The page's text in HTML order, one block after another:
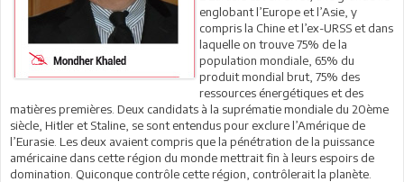
englobant l’Europe et l’Asie, y
compris la Chine et l’ex-URSS et dans
laquelle on trouve 75% de la
population mondiale, 65% du
produit mondial brut, 75% des
ressources énergétiques et des
matières premières. Deux candidats à la suprématie mondiale du 20ème
siècle, Hitler et Staline, se sont entendus pour exclure l’Amérique de
l’Eurasie. Les deux avaient compris que la pénétration de la puissance
américaine dans cette région du monde mettrait fin à leurs espoirs de
domination. Quiconque contrôle cette région, contrôlerait la planète.